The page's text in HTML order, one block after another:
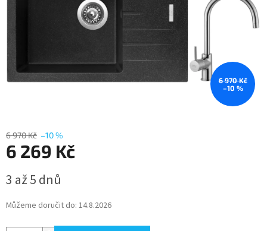
6 970 Kč
–10 %
6 970 Kč –10 %
6 269 Kč
cena:
3 až 5 dnů
Můžeme doručit do: 14.8.2026